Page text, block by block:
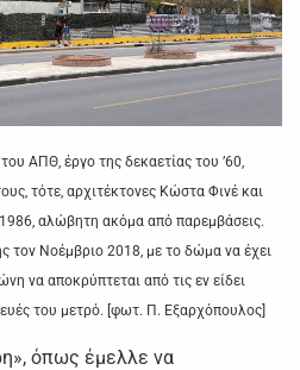
ΑΠΘ, έργο της δεκαετίας του ’60,
τότε, αρχιτέκτονες Κώστα Φινέ και
αλώβητη ακόμα από παρεμβάσεις.
τον Νοέμβριο 2018, με το δώμα να έχει
να αποκρύπτεται από τις εν είδει
του μετρό. [φωτ. Π. Εξαρχόπουλος]
όπως έμελλε να